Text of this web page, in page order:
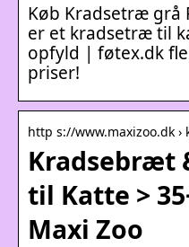
Køb Kradsetræ grå
er et kradsetræ til
opfyld | føtex.dk
priser!
http s://www.maxizoo.dk ›
Kradsebræt
til Katte >
Maxi Zoo